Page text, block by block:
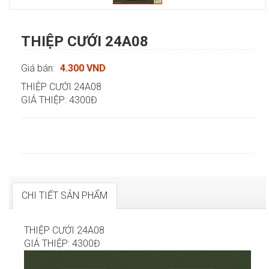
THIỆP CƯỚI 24A08
Giá bán: 4.300 VND
THIỆP CƯỚI 24A08
GIÁ THIỆP: 4300Đ
CHI TIẾT SẢN PHẨM
THIỆP CƯỚI 24A08
GIÁ THIỆP: 4300Đ